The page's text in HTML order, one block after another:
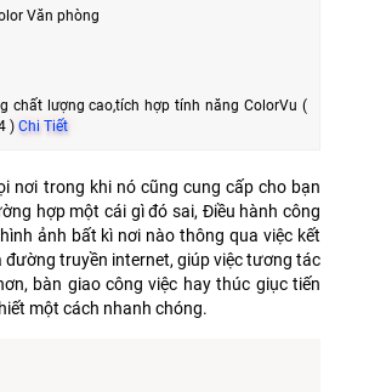
Văn phòng
chất lượng cao,tích hợp tính năng ColorVu (
) Chi Tiết
nơi trong khi nó cũng cung cấp cho bạn
hợp một cái gì đó sai, Điều hành công
ảnh bất kì nơi nào thông qua việc kết
đường truyền internet, giúp việc tương tác
bàn giao công việc hay thúc giục tiến
một cách nhanh chóng.